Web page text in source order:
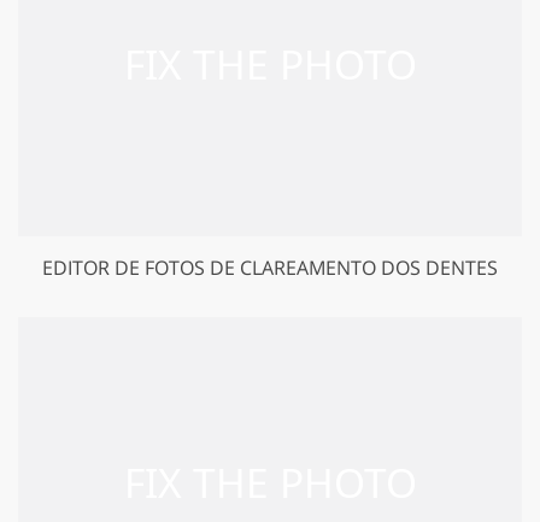
EDITOR DE FOTOS DE CLAREAMENTO DOS DENTES